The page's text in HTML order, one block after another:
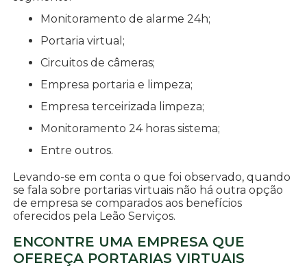
monitoramento de alarme 24h;
portaria virtual;
circuitos de câmeras;
empresa portaria e limpeza;
empresa terceirizada limpeza;
monitoramento 24 horas sistema;
entre outros.
Levando-se em conta o que foi observado, quando
se fala sobre portarias virtuais não há outra opção
de empresa se comparados aos benefícios
oferecidos pela Leão Serviços.
ENCONTRE UMA EMPRESA QUE
OFEREÇA PORTARIAS VIRTUAIS